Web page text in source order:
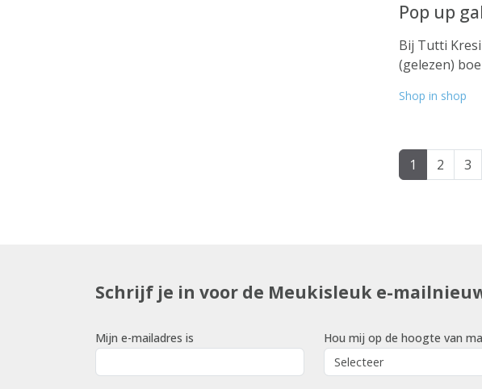
Pop up
Bij Tutti
(gelezen)
Shop in shop
1 2 3
Schrijf je in voor de Meukisleuk e-
Mijn e-mailadres is Hou mij op de hoogte van